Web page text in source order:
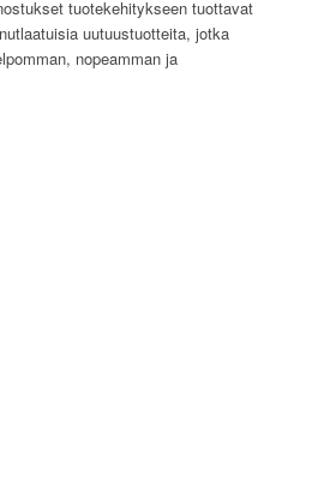
tuotekehitykseen tuottavat
uutuustuotteita, jotka
nopeamman ja